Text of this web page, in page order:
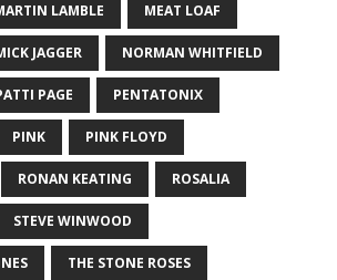
LAMBLE MEAT LOAF
JAGGER NORMAN WHITFIELD
PAGE PENTATONIX
PINK PINK FLOYD
RONAN KEATING ROSALIA
STEVE WINWOOD
THE STONE ROSES